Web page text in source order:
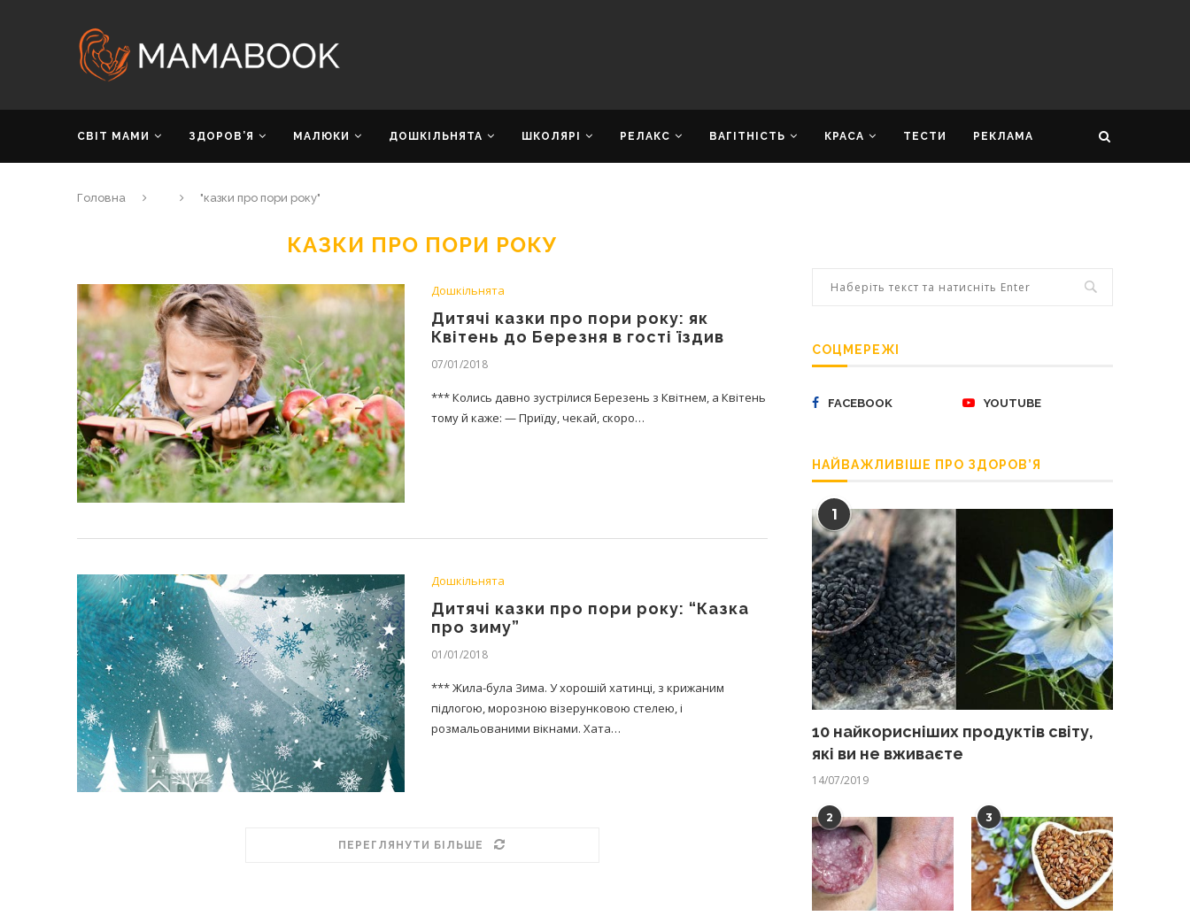
СВІТ МАМИ ЗДОРОВ’Я МАЛЮКИ ДОШКІЛЬНЯТА ШКОЛЯРІ РЕЛАКС ВАГІТНІСТЬ КРАСА ТЕСТИ РЕКЛАМА
Головна "казки про пори року"
КАЗКИ ПРО ПОРИ РОКУ
Дошкільнята
Дитячі казки про пори року: як
Квітень до Березня в гості їздив
07/01/2018
*** Колись давно зустрілися Березень з Квітнем, а Квітень
тому й каже: — Приїду, чекай, скоро…
Дошкільнята
Дитячі казки про пори року: “Казка
про зиму”
01/01/2018
*** Жила-була Зима. У хорошій хатинці, з крижаним
підлогою, морозною візерунковою стелею, і
розмальованими вікнами. Хата…
ПЕРЕГЛЯНУТИ БІЛЬШЕ
СОЦМЕРЕЖІ
FACEBOOK YOUTUBE
НАЙВАЖЛИВІШЕ ПРО ЗДОРОВ’Я
1
10 найкорисніших продуктів світу,
які ви не вживаєте
14/07/2019
2 3